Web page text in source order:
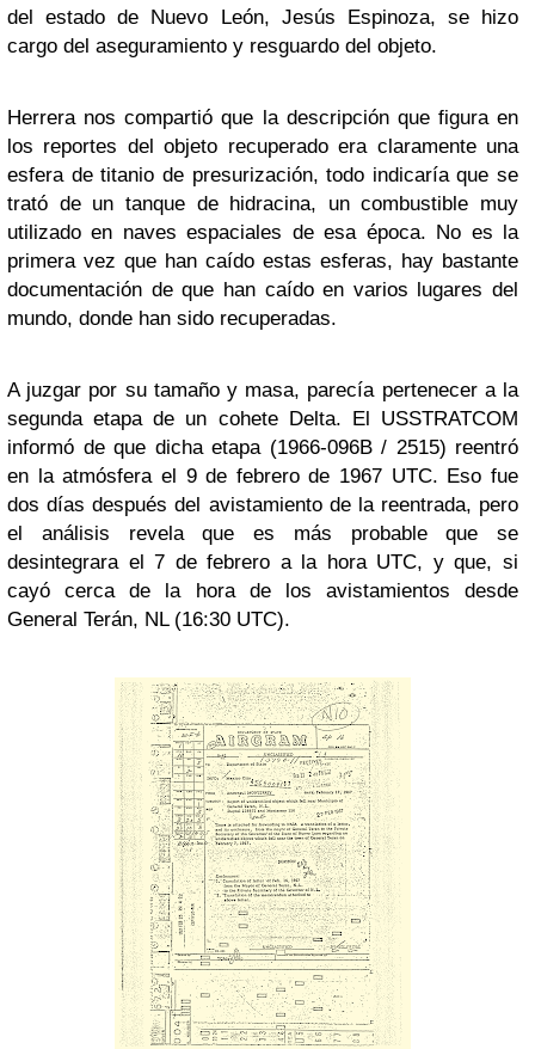
del estado de Nuevo León, Jesús Espinoza, se hizo
cargo del aseguramiento y resguardo del objeto.
Herrera nos compartió que la descripción que figura en
los reportes del objeto recuperado era claramente una
esfera de titanio de presurización, todo indicaría que se
trató de un tanque de hidracina, un combustible muy
utilizado en naves espaciales de esa época. No es la
primera vez que han caído estas esferas, hay bastante
documentación de que han caído en varios lugares del
mundo, donde han sido recuperadas.
A juzgar por su tamaño y masa, parecía pertenecer a la
segunda etapa de un cohete Delta. El USSTRATCOM
informó de que dicha etapa (1966-096B / 2515) reentró
en la atmósfera el 9 de febrero de 1967 UTC. Eso fue
dos días después del avistamiento de la reentrada, pero
el análisis revela que es más probable que se
desintegrara el 7 de febrero a la hora UTC, y que, si
cayó cerca de la hora de los avistamientos desde
General Terán, NL (16:30 UTC).